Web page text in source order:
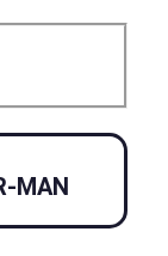
MAN